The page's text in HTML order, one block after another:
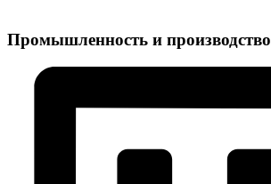
Промышленность и производство